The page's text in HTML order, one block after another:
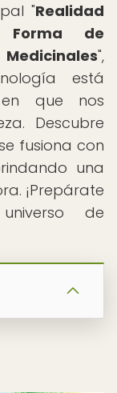
"Realidad
Forma de
",
está
que nos
Descubre
fusiona con
una
¡Prepárate
de